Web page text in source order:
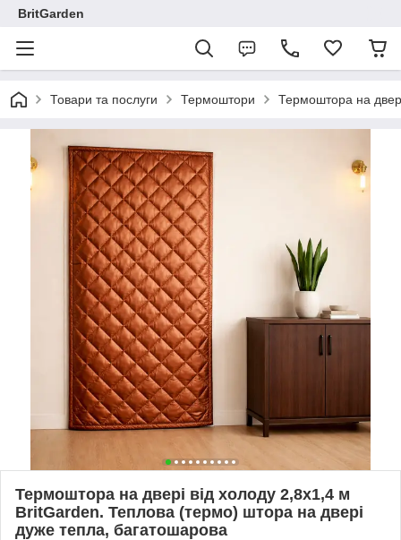
BritGarden
Товари та послуги Термоштори Термоштора на
Термоштора на двері від холоду 2,8х1,4 м
BritGarden. Теплова (термо) штора на двері
дуже тепла, багатошарова